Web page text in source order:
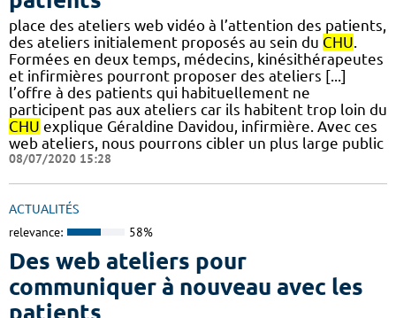
place des ateliers web vidéo à l’attention des patients,
des ateliers initialement proposés au sein du CHU.
Formées en deux temps, médecins, kinésithérapeutes
et infirmières pourront proposer des ateliers [...]
l’offre à des patients qui habituellement ne
participent pas aux ateliers car ils habitent trop loin du
CHU explique Géraldine Davidou, infirmière. Avec ces
web ateliers, nous pourrons cibler un plus large public
08/07/2020 15:28
ACTUALITÉS
relevance: 58%
Des web ateliers pour
communiquer à nouveau avec les
patients